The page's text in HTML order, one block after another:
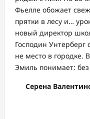
Фьелле обожает
прятки в лесу и…
новый директор
Господин Унтерберг
не место в городке.
Эмиль понимает:
Серена